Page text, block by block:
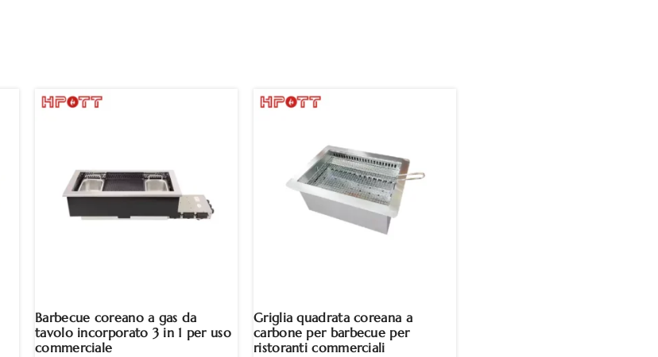
Barbecue coreano a gas da
tavolo incorporato 3 in 1 per uso
commerciale
Griglia quadrata coreana a
carbone per barbecue per
ristoranti commerciali